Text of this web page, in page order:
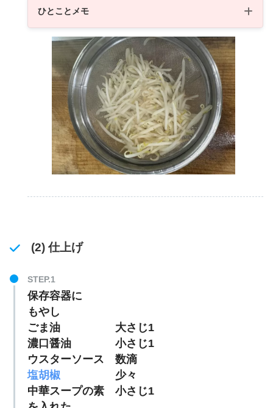
ひとことメモ
(2) 仕上げ
保存容器に
もやし
ごま油 大さじ1
濃口醤油 小さじ1
ウスターソース 数滴
塩胡椒 少々
中華スープの素 小さじ1